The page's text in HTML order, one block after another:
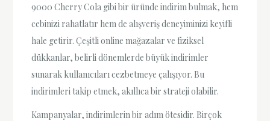
9000 Cherry Cola gibi bir üründe indirim bulmak, hem
cebinizi rahatlatır hem de alışveriş deneyiminizi keyifli
hale getirir. Çeşitli online mağazalar ve fiziksel
dükkanlar, belirli dönemlerde büyük indirimler
sunarak kullanıcıları cezbetmeye çalışıyor. Bu
indirimleri takip etmek, akıllıca bir strateji olabilir.
Kampanyalar, indirimlerin bir adım ötesidir. Birçok